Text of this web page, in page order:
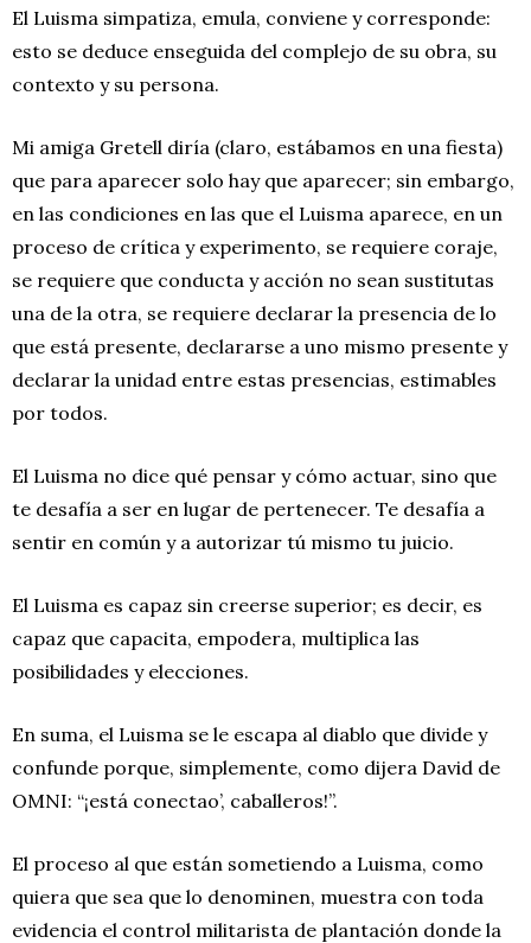
El Luisma simpatiza, emula, conviene y corresponde:
esto se deduce enseguida del complejo de su obra, su
contexto y su persona.
Mi amiga Gretell diría (claro, estábamos en una fiesta)
que para aparecer solo hay que aparecer; sin embargo,
en las condiciones en las que el Luisma aparece, en un
proceso de crítica y experimento, se requiere coraje,
se requiere que conducta y acción no sean sustitutas
una de la otra, se requiere declarar la presencia de lo
que está presente, declararse a uno mismo presente y
declarar la unidad entre estas presencias, estimables
por todos.
El Luisma no dice qué pensar y cómo actuar, sino que
te desafía a ser en lugar de pertenecer. Te desafía a
sentir en común y a autorizar tú mismo tu juicio.
El Luisma es capaz sin creerse superior; es decir, es
capaz que capacita, empodera, multiplica las
posibilidades y elecciones.
En suma, el Luisma se le escapa al diablo que divide y
confunde porque, simplemente, como dijera David de
OMNI: “¡está conectao’, caballeros!”.
El proceso al que están sometiendo a Luisma, como
quiera que sea que lo denominen, muestra con toda
evidencia el control militarista de plantación donde la